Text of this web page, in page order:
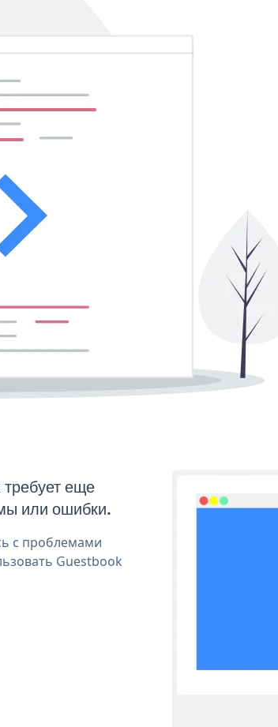
еще
или ошибки.
с проблемами
Guestbook